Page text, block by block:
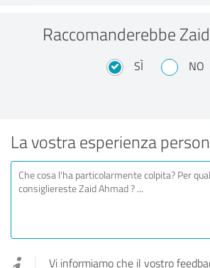
Raccomanderebbe
SÌ NO
La vostra esperienza
Vi informiamo che il vostro